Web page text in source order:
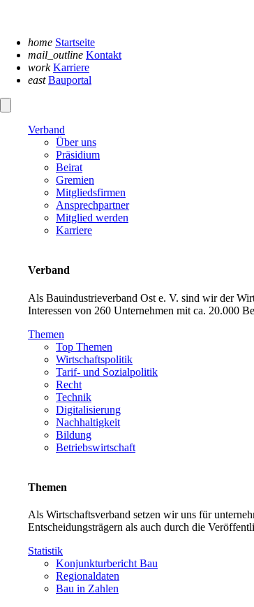
home Startseite
mail_outline Kontakt
work Karriere
east Bauportal
Verband
Über uns
Präsidium
Beirat
Gremien
Mitgliedsfirmen
Ansprechpartner
Mitglied werden
Karriere
Verband
Als Bauindustrieverband Ost e. V. sind wir der
Interessen von 260 Unternehmen mit ca. 20.000
Themen
Top Themen
Wirtschaftspolitik
Tarif- und Sozialpolitik
Recht
Technik
Digitalisierung
Nachhaltigkeit
Bildung
Betriebswirtschaft
Themen
Als Wirtschaftsverband setzen wir uns für
Entscheidungsträgern als auch durch die
Statistik
Konjunkturbericht Bau
Regionaldaten
Bau in Zahlen